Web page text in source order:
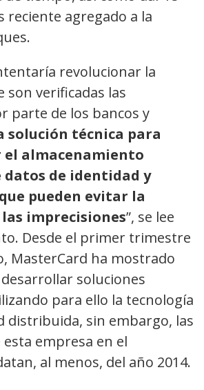
reciente agregado a la
revolucionar la
son verificadas las
parte de los bancos y
solución técnica para
almacenamiento
de identidad y
pueden evitar la
imprecisiones”, se lee
Desde el primer trimestre
MasterCard ha mostrado
soluciones
para ello la tecnología
distribuida, sin embargo, las
empresa en el
al menos, del año 2014.